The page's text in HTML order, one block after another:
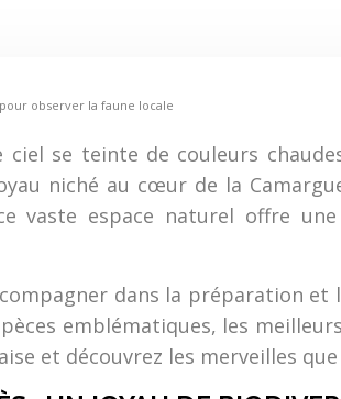
observer la faune locale
ciel se teinte de couleurs
niché au cœur de la
vaste espace naturel offre
dans la préparation et
emblématiques, les
et découvrez les merveilles